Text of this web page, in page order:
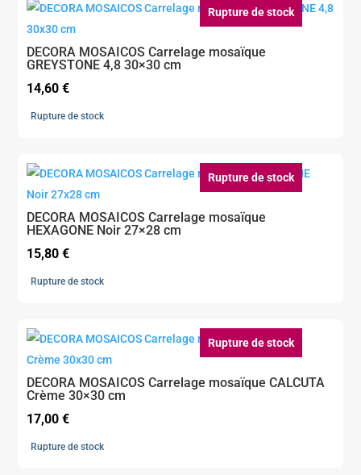
Rupture de stock
DECORA MOSAICOS Carrelage mosaïque
GREYSTONE 4,8 30×30 cm
14,60€
Rupture de stock
Rupture de stock
DECORA MOSAICOS Carrelage mosaïque
HEXAGONE Noir 27×28 cm
15,80€
Rupture de stock
Rupture de stock
DECORA MOSAICOS Carrelage mosaïque CALCUTA
Crème 30×30 cm
17,00€
Rupture de stock